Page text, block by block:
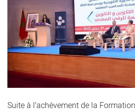
Suite à l’achèvement de la